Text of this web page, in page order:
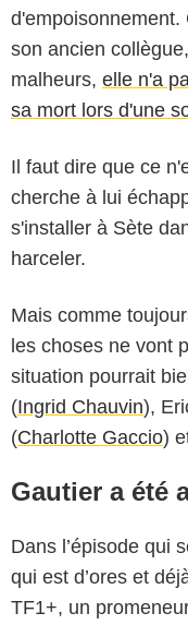
d'empoisonnement.
son ancien
malheurs, elle n'a
sa mort lors d'une
Il faut dire que ce
cherche à lui
s'installer à Sète
harceler.
Mais comme
les choses ne vont
situation pourrait
(Ingrid Chauvin),
(Charlotte Gaccio)
Gautier a été
Dans l’épisode qui
qui est d’ores et
TF1+, un